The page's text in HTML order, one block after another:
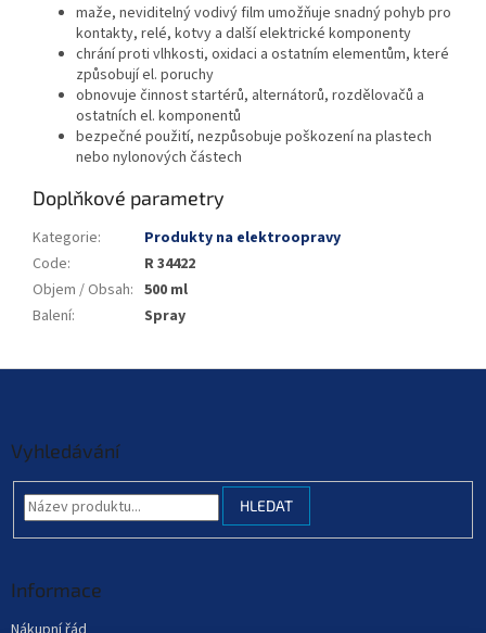
maže, neviditelný vodivý film umožňuje snadný pohyb pro
kontakty, relé, kotvy a další elektrické komponenty
chrání proti vlhkosti, oxidaci a ostatním elementům, které
způsobují el. poruchy
obnovuje činnost startérů, alternátorů, rozdělovačů a
ostatních el. komponentů
bezpečné použití, nezpůsobuje poškození na plastech
nebo nylonových částech
Doplňkové parametry
Kategorie:
Produkty na elektroopravy
Code:
R 34422
Objem / Obsah: 500 ml
Balení: Spray
Vyhledávání
HLEDAT
Informace